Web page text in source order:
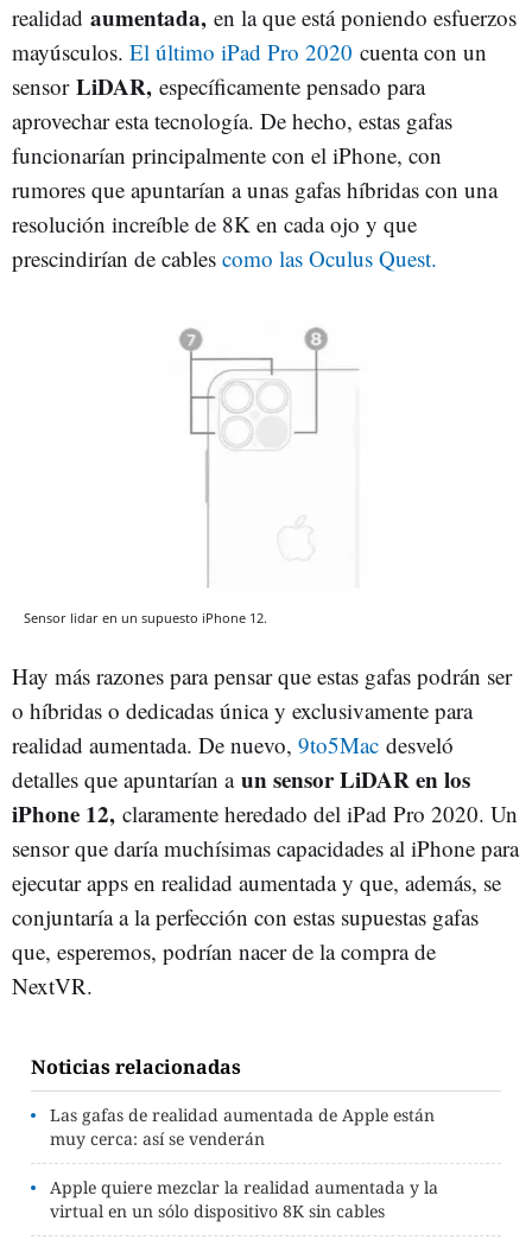
realidad aumentada, en la que está poniendo esfuerzos
mayúsculos. El último iPad Pro 2020 cuenta con un
sensor LiDAR, específicamente pensado para
aprovechar esta tecnología. De hecho, estas gafas
funcionarían principalmente con el iPhone, con
rumores que apuntarían a unas gafas híbridas con una
resolución increíble de 8K en cada ojo y que
prescindirían de cables como las Oculus Quest.
Sensor lidar en un supuesto iPhone 12.
Hay más razones para pensar que estas gafas podrán ser
o híbridas o dedicadas única y exclusivamente para
realidad aumentada. De nuevo, 9to5Mac desveló
detalles que apuntarían a un sensor LiDAR en los
iPhone 12, claramente heredado del iPad Pro 2020. Un
sensor que daría muchísimas capacidades al iPhone para
ejecutar apps en realidad aumentada y que, además, se
conjuntaría a la perfección con estas supuestas gafas
que, esperemos, podrían nacer de la compra de
NextVR.
Noticias relacionadas
Las gafas de realidad aumentada de Apple están
muy cerca: así se venderán
Apple quiere mezclar la realidad aumentada y la
virtual en un sólo dispositivo 8K sin cables